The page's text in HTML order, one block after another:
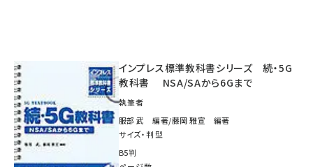
インプレス標準教科書シリーズ 続・5G
教科書 NSA/SAから6Gまで
執筆者
服部 武 編著/藤岡 雅宣 編著
サイズ・判型
B5判